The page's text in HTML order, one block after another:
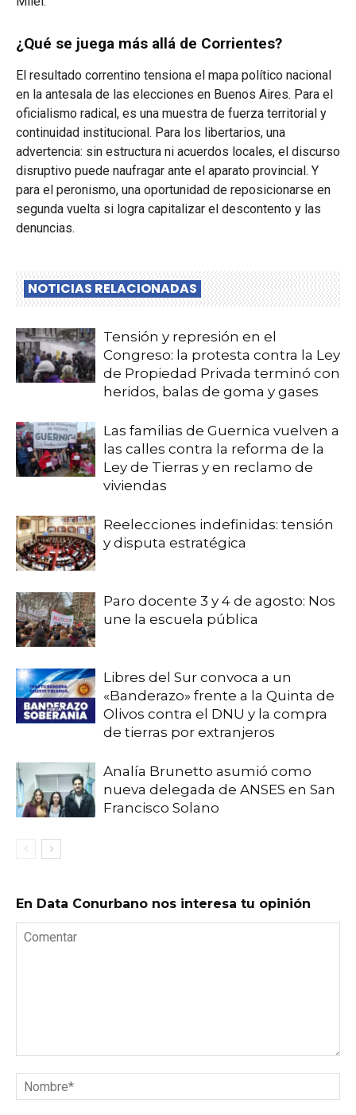
¿Qué se juega más allá de Corrientes?
El resultado correntino tensiona el mapa político nacional
en la antesala de las elecciones en Buenos Aires. Para el
oficialismo radical, es una muestra de fuerza territorial y
continuidad institucional. Para los libertarios, una
advertencia: sin estructura ni acuerdos locales, el discurso
disruptivo puede naufragar ante el aparato provincial. Y
para el peronismo, una oportunidad de reposicionarse en
segunda vuelta si logra capitalizar el descontento y las
denuncias.
NOTICIAS RELACIONADAS
Tensión y represión en el
Congreso: la protesta contra la Ley
de Propiedad Privada terminó con
heridos, balas de goma y gases
Las familias de Guernica vuelven a
las calles contra la reforma de la
Ley de Tierras y en reclamo de
viviendas
Reelecciones indefinidas: tensión
y disputa estratégica
Paro docente 3 y 4 de agosto: Nos
une la escuela pública
Libres del Sur convoca a un
«Banderazo» frente a la Quinta de
Olivos contra el DNU y la compra
de tierras por extranjeros
Analía Brunetto asumió como
nueva delegada de ANSES en San
Francisco Solano
En Data Conurbano nos interesa tu opinión